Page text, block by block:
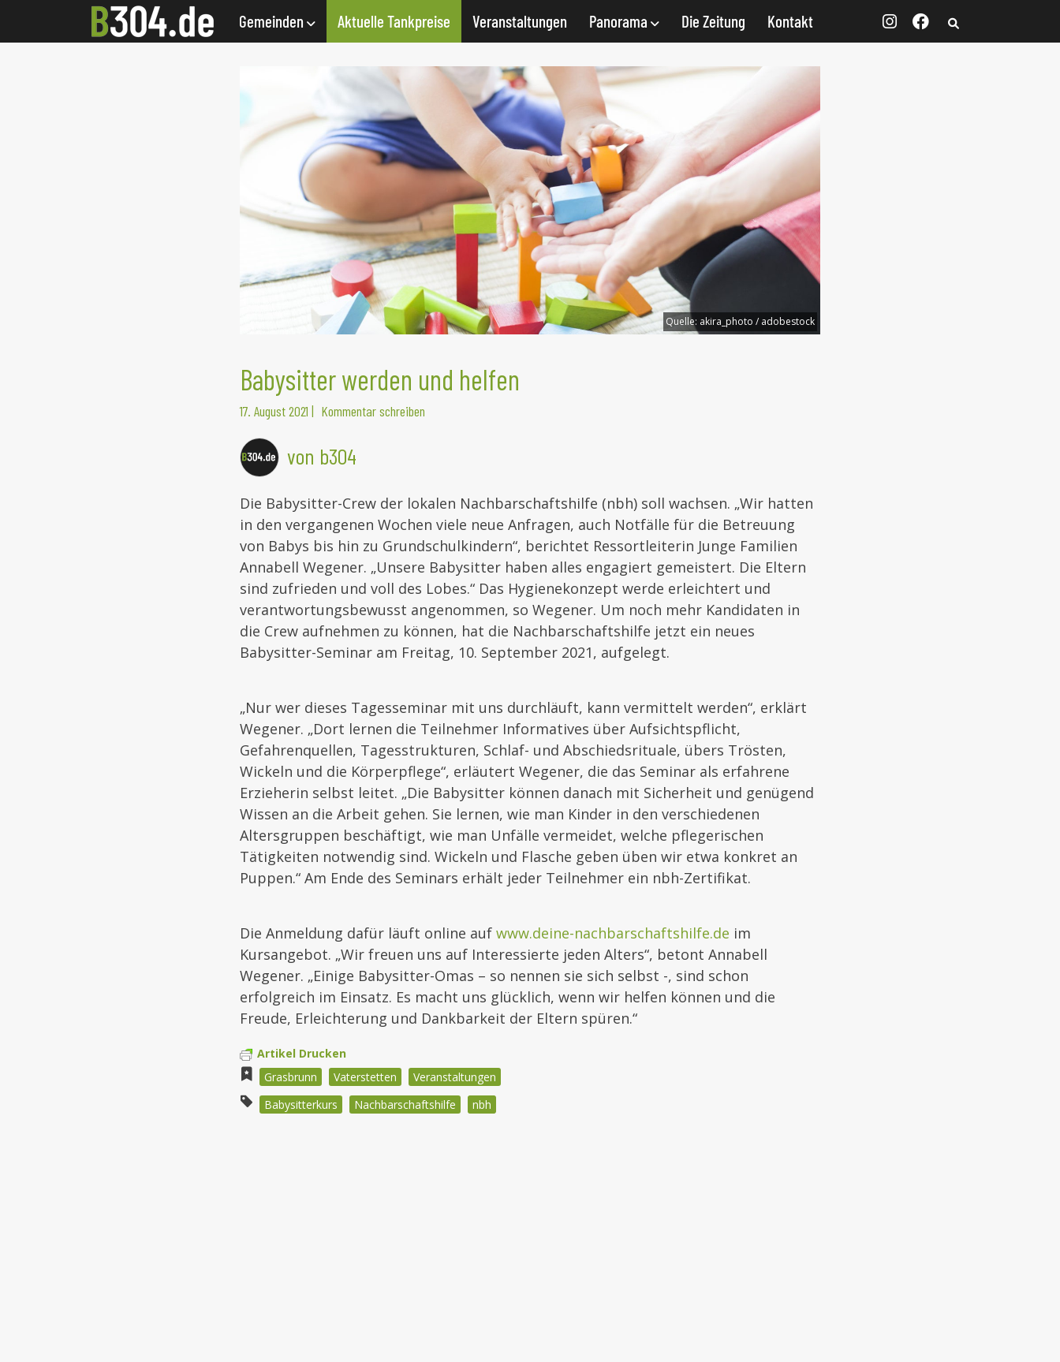
Gemeinden Aktuelle Tankpreise Veranstaltungen Panorama Die Zeitung Kontakt
Quelle: akira_photo / adobestock
Babysitter werden und helfen
17. August 2021 | Kommentar schreiben
von b304
Die Babysitter-Crew der lokalen Nachbarschaftshilfe (nbh) soll wachsen. „Wir hatten
in den vergangenen Wochen viele neue Anfragen, auch Notfälle für die Betreuung
von Babys bis hin zu Grundschulkindern“, berichtet Ressortleiterin Junge Familien
Annabell Wegener. „Unsere Babysitter haben alles engagiert gemeistert. Die Eltern
sind zufrieden und voll des Lobes.“ Das Hygienekonzept werde erleichtert und
verantwortungsbewusst angenommen, so Wegener. Um noch mehr Kandidaten in
die Crew aufnehmen zu können, hat die Nachbarschaftshilfe jetzt ein neues
Babysitter-Seminar am Freitag, 10. September 2021, aufgelegt.
„Nur wer dieses Tagesseminar mit uns durchläuft, kann vermittelt werden“, erklärt
Wegener. „Dort lernen die Teilnehmer Informatives über Aufsichtspflicht,
Gefahrenquellen, Tagesstrukturen, Schlaf- und Abschiedsrituale, übers Trösten,
Wickeln und die Körperpflege“, erläutert Wegener, die das Seminar als erfahrene
Erzieherin selbst leitet. „Die Babysitter können danach mit Sicherheit und genügend
Wissen an die Arbeit gehen. Sie lernen, wie man Kinder in den verschiedenen
Altersgruppen beschäftigt, wie man Unfälle vermeidet, welche pflegerischen
Tätigkeiten notwendig sind. Wickeln und Flasche geben üben wir etwa konkret an
Puppen.“ Am Ende des Seminars erhält jeder Teilnehmer ein nbh-Zertifikat.
Die Anmeldung dafür läuft online auf www.deine-nachbarschaftshilfe.de im
Kursangebot. „Wir freuen uns auf Interessierte jeden Alters“, betont Annabell
Wegener. „Einige Babysitter-Omas – so nennen sie sich selbst -, sind schon
erfolgreich im Einsatz. Es macht uns glücklich, wenn wir helfen können und die
Freude, Erleichterung und Dankbarkeit der Eltern spüren.“
Artikel Drucken
Grasbrunn
Vaterstetten
Veranstaltungen
Babysitterkurs
Nachbarschaftshilfe nbh